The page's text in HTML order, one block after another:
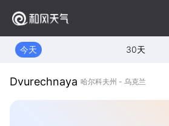
今天 30天
Dvurechnaya 哈尔科夫州 - 乌克兰